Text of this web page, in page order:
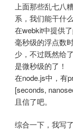
上面那些乱七八
系，我们能干什
在webkit中提供
毫秒级的浮点数
少，不过既然给
是微秒级的了！
在node.js中，有
[seconds,
且信了吧。
综合一下，我写